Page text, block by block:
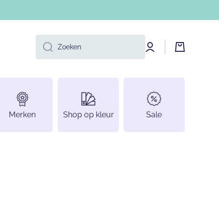
Zoeken
Log
in
Merken Shop op kleur Sale